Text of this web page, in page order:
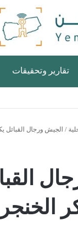
تقارير وتحقيقات
/ الجيش ورجال